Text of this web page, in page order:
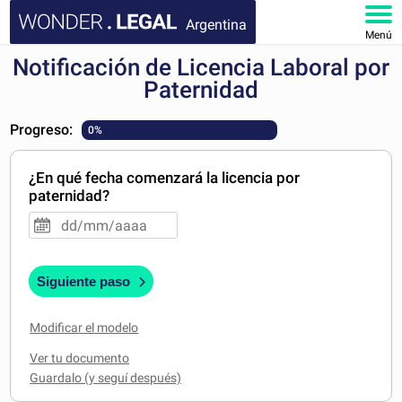
Argentina
Menú
INICIO
MI CUENTA
Notificación de Licencia Laboral por
Paternidad
Progreso: 0%
¿En qué fecha comenzará la licencia por
paternidad?
Siguiente paso
Modificar el modelo
Ver tu documento